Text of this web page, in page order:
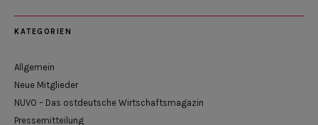
KATEGORIEN
Allgemein
Neue Mitglieder
NUVO – Das ostdeutsche Wirtschaftsmagazin
Pressemitteilung